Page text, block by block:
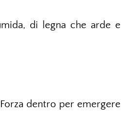
di legna che arde e
dentro per emergere